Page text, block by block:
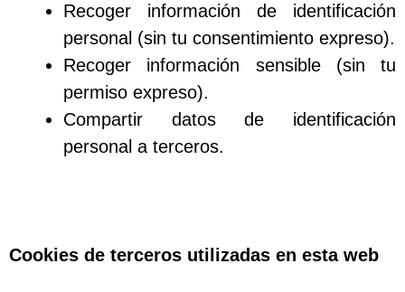
Recoger información de identificación
personal (sin tu consentimiento expreso).
Recoger información sensible (sin tu
permiso expreso).
Compartir datos de identificación
personal a terceros.
Cookies de terceros utilizadas en esta web